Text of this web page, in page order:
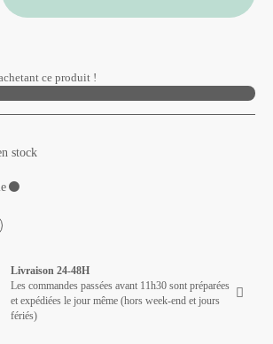
ce produit !
stock
⚫
Livraison 24-48H
Les commandes passées avant 11h30 sont préparées
et expédiées le jour même (hors week-end et jours
fériés)